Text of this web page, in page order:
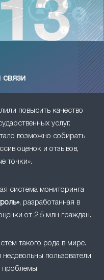
повысить качество
услуг.
возможно собирать
оценок и отзывов,
точки».
система мониторинга
, разработанная в
от 2,5 млн граждан.
такого рода в мире.
пользователи
проблемы.